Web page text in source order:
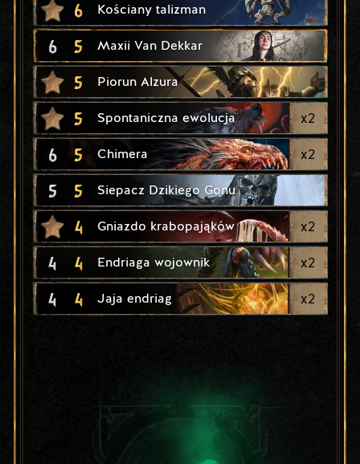
6 Kościany talizman
6 5 Maxii Van Dekkar
5 Piorun Alzura
5 Spontaniczna ewolucja x2
6 5 Chimera x2
5 5 Siepacz Dzikiego Gonu
4 Gniazdo krabopająków x2
4 4 Endriaga wojownik x2
4 4 Jaja endriag x2